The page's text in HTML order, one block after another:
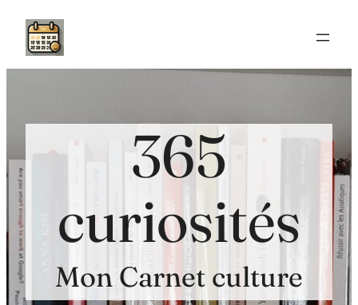
Aller
contenu
365
curiosités
Mon Carnet culture